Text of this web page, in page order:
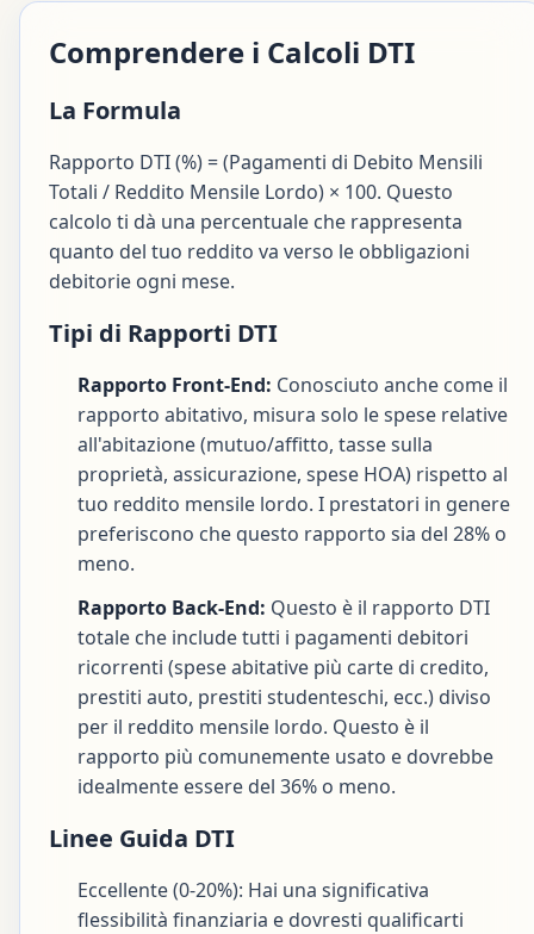
Comprendere i Calcoli DTI
La Formula
Rapporto DTI (%) = (Pagamenti di Debito Mensili
Totali / Reddito Mensile Lordo) × 100. Questo
calcolo ti dà una percentuale che rappresenta
quanto del tuo reddito va verso le obbligazioni
debitorie ogni mese.
Tipi di Rapporti DTI
Rapporto Front-End: Conosciuto anche come il
rapporto abitativo, misura solo le spese relative
all'abitazione (mutuo/affitto, tasse sulla
proprietà, assicurazione, spese HOA) rispetto al
tuo reddito mensile lordo. I prestatori in genere
preferiscono che questo rapporto sia del 28% o
meno.
Rapporto Back-End: Questo è il rapporto DTI
totale che include tutti i pagamenti debitori
ricorrenti (spese abitative più carte di credito,
prestiti auto, prestiti studenteschi, ecc.) diviso
per il reddito mensile lordo. Questo è il
rapporto più comunemente usato e dovrebbe
idealmente essere del 36% o meno.
Linee Guida DTI
Eccellente (0-20%): Hai una significativa
flessibilità finanziaria e dovresti qualificarti